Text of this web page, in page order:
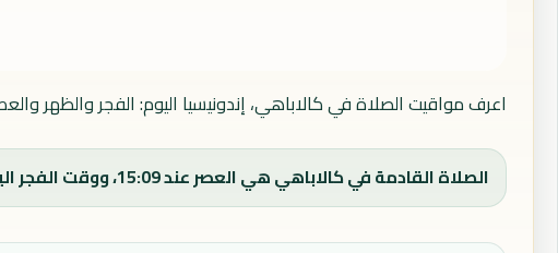
اعرف مواقيت الصلاة في كالاباهي، إندونيسيا اليوم: الفجر والظهر
الصلاة القادمة في كالاباهي هي العصر عند 15:09، ووقت الفجر اليوم 04:34.